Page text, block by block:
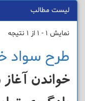
لیست مطالب
نمایش 1 - 1 از 1 نتیجه
طرح سواد
خواندن